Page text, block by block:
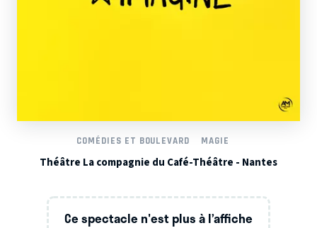
COMÉDIES ET BOULEVARD MAGIE
Théâtre La compagnie du Café-Théâtre - Nantes
Ce spectacle n'est plus à l’affiche